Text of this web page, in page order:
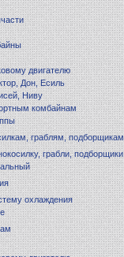
двигателю
Дон, Есиль
Ниву
комбайнам
граблям, подборщикам
грабли, подборщики
охлаждения